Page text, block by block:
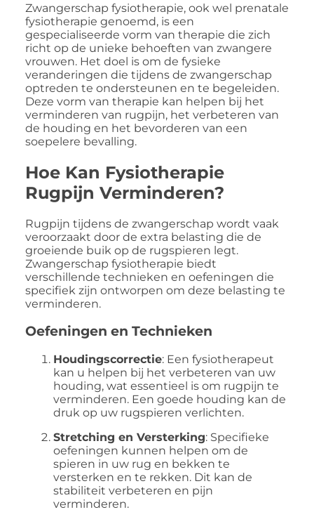
Zwangerschap fysiotherapie, ook wel prenatale
fysiotherapie genoemd, is een
gespecialiseerde vorm van therapie die zich
richt op de unieke behoeften van zwangere
vrouwen. Het doel is om de fysieke
veranderingen die tijdens de zwangerschap
optreden te ondersteunen en te begeleiden.
Deze vorm van therapie kan helpen bij het
verminderen van rugpijn, het verbeteren van
de houding en het bevorderen van een
soepelere bevalling.
Hoe Kan Fysiotherapie
Rugpijn Verminderen?
Rugpijn tijdens de zwangerschap wordt vaak
veroorzaakt door de extra belasting die de
groeiende buik op de rugspieren legt.
Zwangerschap fysiotherapie biedt
verschillende technieken en oefeningen die
specifiek zijn ontworpen om deze belasting te
verminderen.
Oefeningen en Technieken
Houdingscorrectie: Een fysiotherapeut
kan u helpen bij het verbeteren van uw
houding, wat essentieel is om rugpijn te
verminderen. Een goede houding kan de
druk op uw rugspieren verlichten.
Stretching en Versterking: Specifieke
oefeningen kunnen helpen om de
spieren in uw rug en bekken te
versterken en te rekken. Dit kan de
stabiliteit verbeteren en pijn
verminderen.